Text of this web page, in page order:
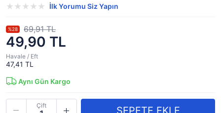
İlk Yorumu Siz Yapın
49,90 TL
%28 69,91 TL
Havale / Eft
47,41 TL
Aynı Gün Kargo
Çift